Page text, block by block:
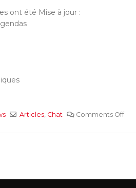
ont été Mise à jour :
Articles, Chat Comments Off